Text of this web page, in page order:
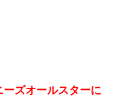
ズオールスターに